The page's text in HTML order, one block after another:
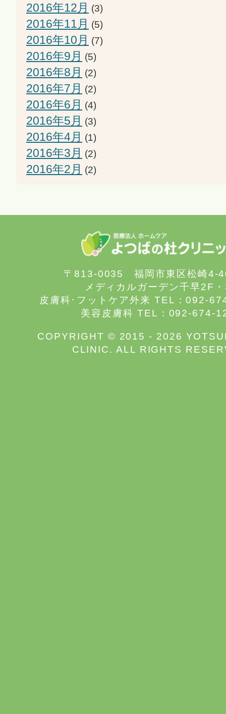
2016年12月 (3)
2016年11月 (5)
2016年10月 (7)
2016年9月 (5)
2016年8月 (2)
2016年7月 (2)
2016年6月 (4)
2016年5月 (3)
2016年4月 (1)
2016年3月 (2)
2016年2月 (2)
〒813-0035 福岡市東区松崎
メディカルガーデン千早2F
皮膚科･フットケア外来 TEL：
美容皮膚科 TEL：092-674-
COPYRIGHT © 2015 - 2026
CLINIC. ALL RIGHTS